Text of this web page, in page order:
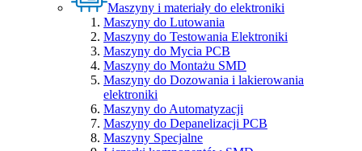
Maszyny i materiały do elektroniki
Maszyny do Lutowania
Maszyny do Testowania Elektroniki
Maszyny do Mycia PCB
Maszyny do Montażu SMD
Maszyny do Dozowania i lakierowania
elektroniki
Maszyny do Automatyzacji
Maszyny do Depanelizacji PCB
Maszyny Specjalne